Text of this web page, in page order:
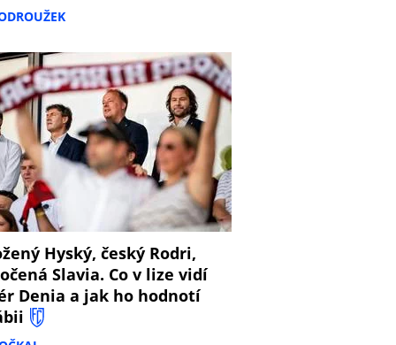
Hyský, český Rodri,
Slavia. Co v lize vidí
Denia a jak ho hodnotí
8